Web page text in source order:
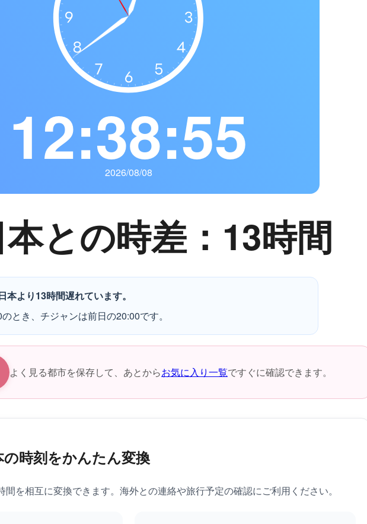
12:38:56
2026/08/08
本との時差：13時間
本より13時間遅れています。
とき、チジャンは前日の20:00です。
よく見る都市を保存して、あとからお気に入り一覧ですぐに確認できます。
時刻をかんたん変換
を相互に変換できます。海外との連絡や旅行予定の確認にご利用ください。